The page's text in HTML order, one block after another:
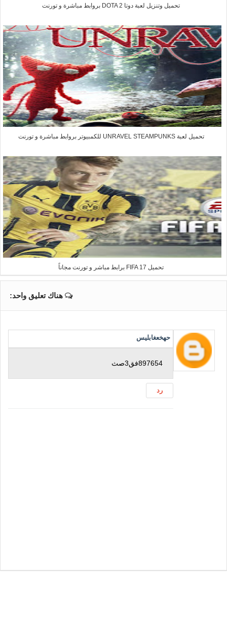
تحميل وتنزيل لعبة دوتا DOTA 2 بروابط مباشرة و تورنت
تحميل لعبة UNRAVEL STEAMPUNKS للكمبيوتر بروابط مباشرة و تورنت
تحميل FIFA 17 برابط مباشر و تورنت مجاناً
هناك تعليق واحد:
حهخعغابليس
897654فق3صث
رد